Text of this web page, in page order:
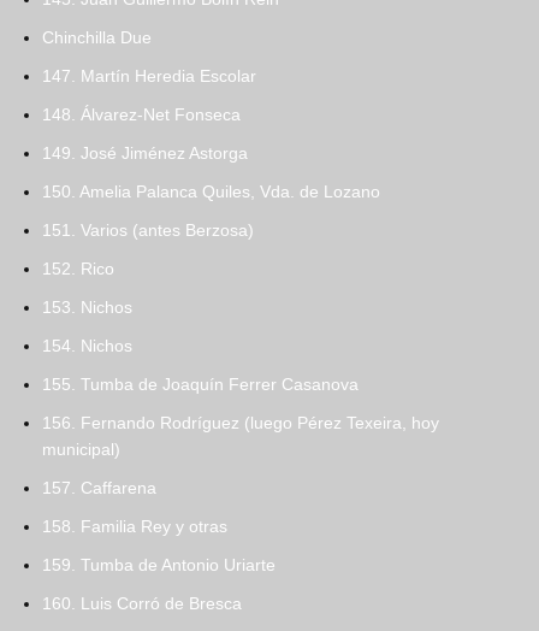
Chinchilla Due
147. Martín Heredia Escolar
148. Álvarez-Net Fonseca
149. José Jiménez Astorga
150. Amelia Palanca Quiles, Vda. de Lozano
151. Varios (antes Berzosa)
152. Rico
153. Nichos
154. Nichos
155. Tumba de Joaquín Ferrer Casanova
156. Fernando Rodríguez (luego Pérez Texeira, hoy
municipal)
157. Caffarena
158. Familia Rey y otras
159. Tumba de Antonio Uriarte
160. Luis Corró de Bresca